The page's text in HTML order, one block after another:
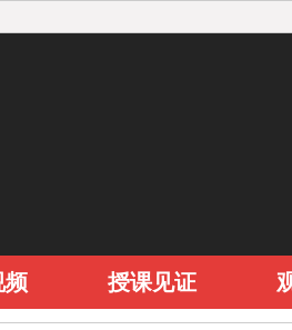
频 授课见证